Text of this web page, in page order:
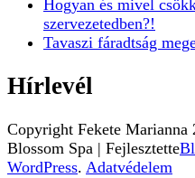
Hogyan és mivel
szervezetedben?!
Tavaszi fáradtság
Hírlevél
Copyright Fekete
Blossom Spa | Fejlesztette
WordPress. Adatvédelem